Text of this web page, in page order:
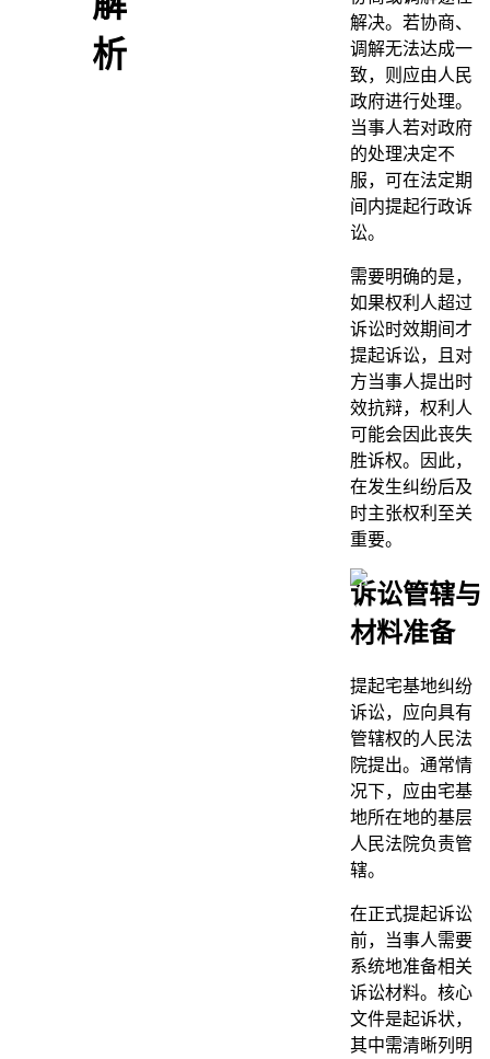
析
解决。若协商、
调解无法达成一
致，则应由人民
政府进行处理。
当事人若对政府
的处理决定不
服，可在法定期
间内提起行政诉
讼。
需要明确的是，
如果权利人超过
诉讼时效期间才
提起诉讼，且对
方当事人提出时
效抗辩，权利人
可能会因此丧失
胜诉权。因此，
在发生纠纷后及
时主张权利至关
重要。
诉讼管辖与
材料准备
提起宅基地纠纷
诉讼，应向具有
管辖权的人民法
院提出。通常情
况下，应由宅基
地所在地的基层
人民法院负责管
辖。
在正式提起诉讼
前，当事人需要
系统地准备相关
诉讼材料。核心
文件是起诉状，
其中需清晰列明